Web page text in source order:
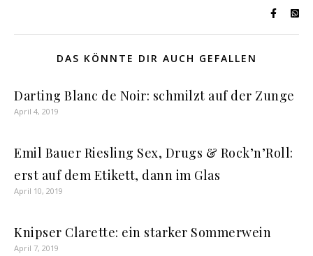
DAS KÖNNTE DIR AUCH GEFALLEN
Darting Blanc de Noir: schmilzt auf der Zunge
April 4, 2019
Emil Bauer Riesling Sex, Drugs & Rock’n’Roll:
erst auf dem Etikett, dann im Glas
April 10, 2019
Knipser Clarette: ein starker Sommerwein
April 7, 2019